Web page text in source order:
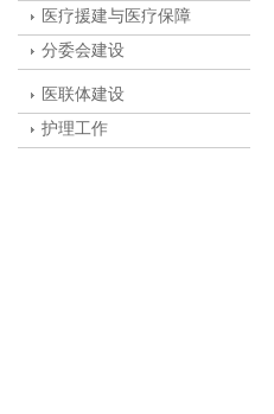
医疗援建与医疗保障
分委会建设
医联体建设
护理工作